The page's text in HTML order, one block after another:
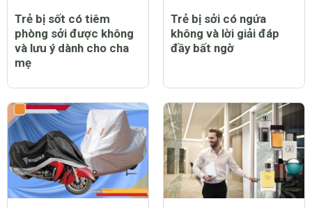
Trẻ bị sốt có tiêm
phòng sởi được không
và lưu ý dành cho cha
mẹ
Trẻ bị sởi có ngứa
không và lời giải đáp
đầy bất ngờ